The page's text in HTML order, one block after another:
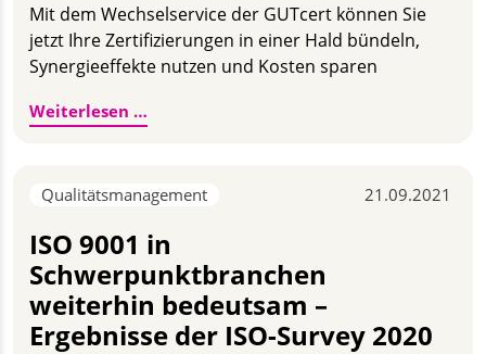
Mit dem Wechselservice der GUTcert können Sie
jetzt Ihre Zertifizierungen in einer Hald bündeln,
Synergieeffekte nutzen und Kosten sparen
Weiterlesen …
Qualitätsmanagement 21.09.2021
ISO 9001 in
Schwerpunktbranchen
weiterhin bedeutsam –
Ergebnisse der ISO-Survey 2020